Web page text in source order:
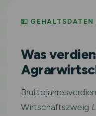
💵 GEHALTSDATEN
Was
Wirtschaftszweig